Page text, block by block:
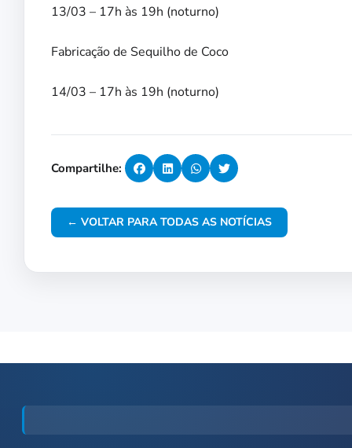
13/03 – 17h às 19h (noturno)
Fabricação de Sequilho de Coco
14/03 – 17h às 19h (noturno)
Compartilhe:
← VOLTAR PARA TODAS AS NOTÍCIAS